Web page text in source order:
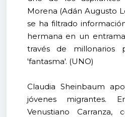
Morena (Adán Augusto
se ha filtrado
hermana en un
través de millonarios
'fantasma'. (UNO)
Claudia Sheinbaum
jóvenes migrantes.
Venustiano